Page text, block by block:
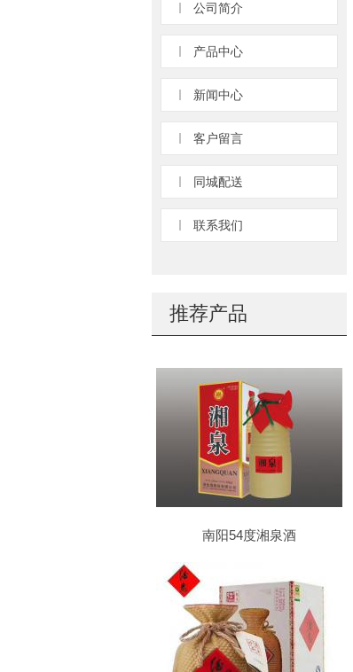
公司简介
产品中心
新闻中心
客户留言
同城配送
联系我们
推荐产品
南阳54度湘泉酒